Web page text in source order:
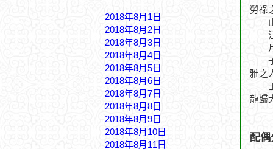
2018年8月1日
2018年8月2日
2018年8月3日
2018年8月4日
2018年8月5日
2018年8月6日
2018年8月7日
2018年8月8日
2018年8月9日
2018年8月10日
2018年8月11日
勞祿
山
江
月
子
雅之
壬
龍歸
配